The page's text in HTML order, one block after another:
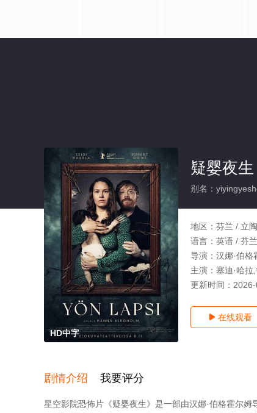
HD中字
疑婴夜生
别名：
地区： 芬兰 / 立
语言： 英语 / 芬
导演： 汉娜·伯格
主演： 塞迪·哈拉
更新时间：
 在线观看
剧情介绍 我要评分
星空影院恐怖片《疑婴夜生》是一部由汉娜·伯格霍尔姆